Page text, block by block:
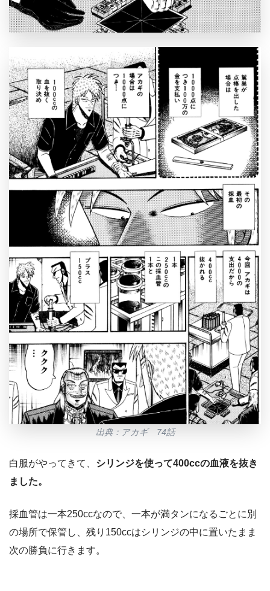
出典：アカギ 74話
白服がやってきて、 シリンジを使って400ccの血液を抜き
ました。
採血管は一本250ccなので、一本が満タンになるごとに別
の場所で保管し、残り150ccはシリンジの中に置いたまま
次の勝負に行きます。